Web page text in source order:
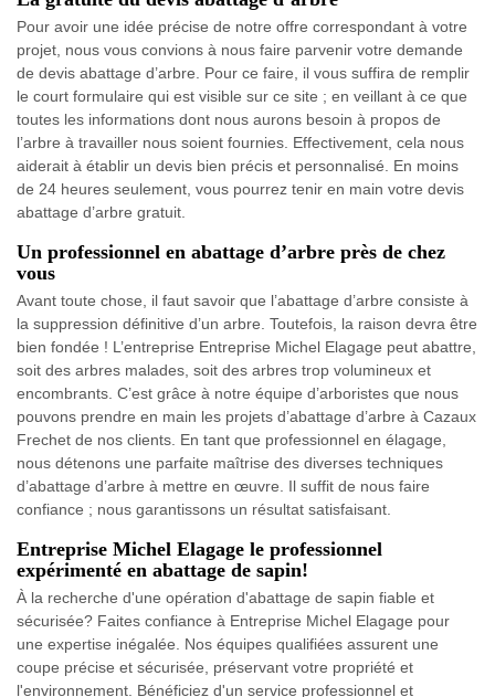
Pour avoir une idée précise de notre offre correspondant à votre
projet, nous vous convions à nous faire parvenir votre demande
de devis abattage d’arbre. Pour ce faire, il vous suffira de remplir
le court formulaire qui est visible sur ce site ; en veillant à ce que
toutes les informations dont nous aurons besoin à propos de
l’arbre à travailler nous soient fournies. Effectivement, cela nous
aiderait à établir un devis bien précis et personnalisé. En moins
de 24 heures seulement, vous pourrez tenir en main votre devis
abattage d’arbre gratuit.
Un professionnel en abattage d’arbre près de chez
vous
Avant toute chose, il faut savoir que l’abattage d’arbre consiste à
la suppression définitive d’un arbre. Toutefois, la raison devra être
bien fondée ! L’entreprise Entreprise Michel Elagage peut abattre,
soit des arbres malades, soit des arbres trop volumineux et
encombrants. C’est grâce à notre équipe d’arboristes que nous
pouvons prendre en main les projets d’abattage d’arbre à Cazaux
Frechet de nos clients. En tant que professionnel en élagage,
nous détenons une parfaite maîtrise des diverses techniques
d’abattage d’arbre à mettre en œuvre. Il suffit de nous faire
confiance ; nous garantissons un résultat satisfaisant.
Entreprise Michel Elagage le professionnel
expérimenté en abattage de sapin!
À la recherche d'une opération d'abattage de sapin fiable et
sécurisée? Faites confiance à Entreprise Michel Elagage pour
une expertise inégalée. Nos équipes qualifiées assurent une
coupe précise et sécurisée, préservant votre propriété et
l'environnement. Bénéficiez d'un service professionnel et